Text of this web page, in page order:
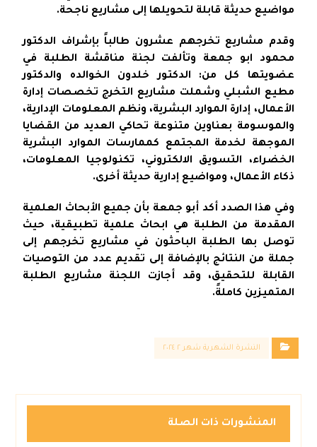
مواضيع حديثة قابلة لتحويلها إلى مشاريع ناجحة.
وقدم مشاريع تخرجهم عشرون طالباً بإشراف الدكتور
محمود ابو جمعة وتألفت لجنة مناقشة الطلبة في
عضويتها كل من: الدكتور خلدون الخوالده والدكتور
مطيع الشبلي وشملت مشاريع التخرج تخصصات إدارة
الأعمال، إدارة الموارد البشرية، ونظم المعلومات الإدارية،
والموسومة بعناوين متنوعة تحاكي العديد من القضايا
الموجهة لخدمة المجتمع كممارسات الموارد البشرية
الخضراء، التسويق الالكتروني، تكنولوجيا المعلومات،
ذكاء الأعمال، ومواضيع إدارية حديثة أخرى.
وفي هذا الصدد أكد أبو جمعة بأن جميع الأبحاث العلمية
المقدمة من الطلبة هي ابحاث علمية تطبيقية، حيث
توصل بها الطلبة الباحثون في مشاريع تخرجهم إلى
جملة من النتائج بالإضافة إلى تقديم عدد من التوصيات
القابلة للتحقيق، وقد أجازت اللجنة مشاريع الطلبة
المتميزين كاملةً.
النشرة الشهرية شهر ٢ ٢٠٢٤
المنشورات ذات الصلة